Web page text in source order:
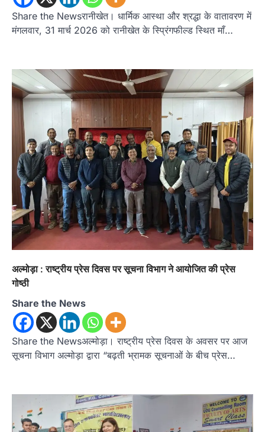
Share the Newsरानीखेत। धार्मिक आस्था और श्रद्धा के वातावरण में
मंगलवार, 31 मार्च 2026 को रानीखेत के स्प्रिंगफील्ड स्थित माँ…
अल्मोड़ा : राष्ट्रीय प्रेस दिवस पर सूचना विभाग ने आयोजित की प्रेस
गोष्ठी
Share the News
Share the Newsअल्मोड़ा। राष्ट्रीय प्रेस दिवस के अवसर पर आज
सूचना विभाग अल्मोड़ा द्वारा “बढ़ती भ्रामक सूचनाओं के बीच प्रेस…
2
हल्द्वानी में खड़गे का हुंकार, नौकरियों से लेकर
हल्द्वानी में आयोजित विजय शंखनाद रैली को संबोधित करते
हुए कांग्रेस के राष्ट्रीय अध्यक्ष मल्लिकार्जुन…
उत्तराखण्ड कुमाऊं ख़बरें नैनीताल
कांग्रेस नेता
Admin
कांग्रेस कार्यकर्ताओं की बसें रोकने का आरोप, एसएसपी